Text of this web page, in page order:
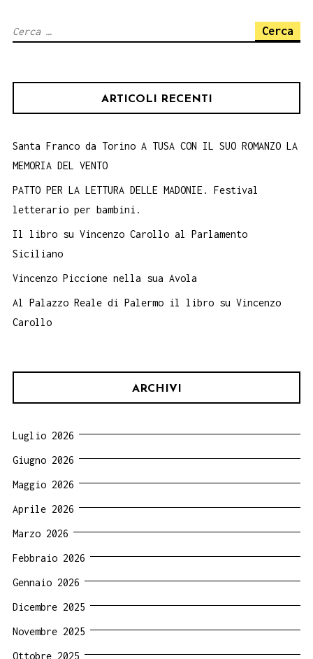
Ricerca
ARTICOLI RECENTI
Santa Franco da Torino A TUSA CON IL SUO ROMANZO LA
MEMORIA DEL VENTO
PATTO PER LA LETTURA DELLE MADONIE. Festival
letterario per bambini.
Il libro su Vincenzo Carollo al Parlamento
Siciliano
Vincenzo Piccione nella sua Avola
Al Palazzo Reale di Palermo il libro su Vincenzo
Carollo
ARCHIVI
Luglio 2026
Giugno 2026
Maggio 2026
Aprile 2026
Marzo 2026
Febbraio 2026
Gennaio 2026
Dicembre 2025
Novembre 2025
Ottobre 2025